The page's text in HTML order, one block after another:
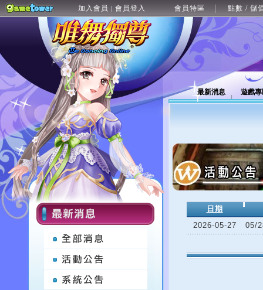
加入會員 | 會員登入 會員特區 點數 / 儲
最新消息 遊戲
日期
2026-05-27
05/